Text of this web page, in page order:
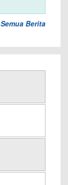
Semua Berita